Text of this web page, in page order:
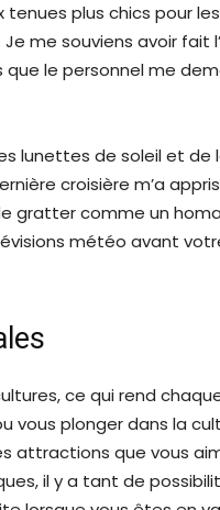
plus chics pour
me souviens avoir fait
le personnel me
lunettes de soleil et de
croisière m’a
gratter comme un
météo avant
ce qui rend
vous plonger dans la
attractions que vous
il y a tant de